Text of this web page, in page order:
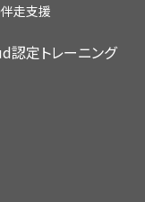
走支援
定トレーニング